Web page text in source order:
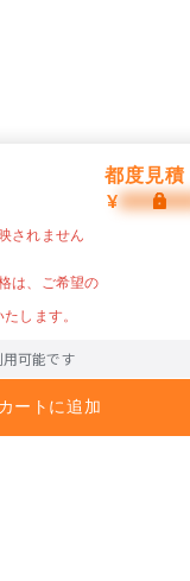
都度見積
¥
されません
は、ご希望の
します。
可能です
カートに追加